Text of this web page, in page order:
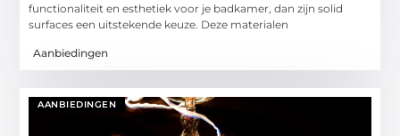
functionaliteit en esthetiek voor je badkamer, dan zijn solid
surfaces een uitstekende keuze. Deze materialen
Aanbiedingen
AANBIEDINGEN